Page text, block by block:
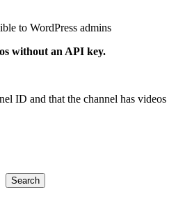
to WordPress admins
without an API key.
ID and that the channel has videos
Search